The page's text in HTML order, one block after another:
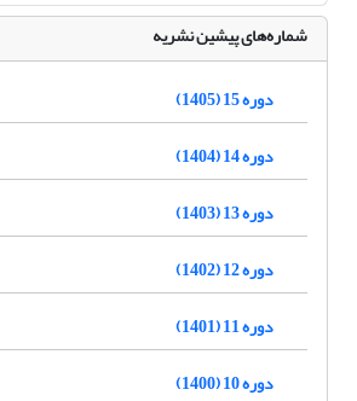
شماره‌های پیشین نشریه
دوره 15 (1405)
دوره 14 (1404)
دوره 13 (1403)
دوره 12 (1402)
دوره 11 (1401)
دوره 10 (1400)